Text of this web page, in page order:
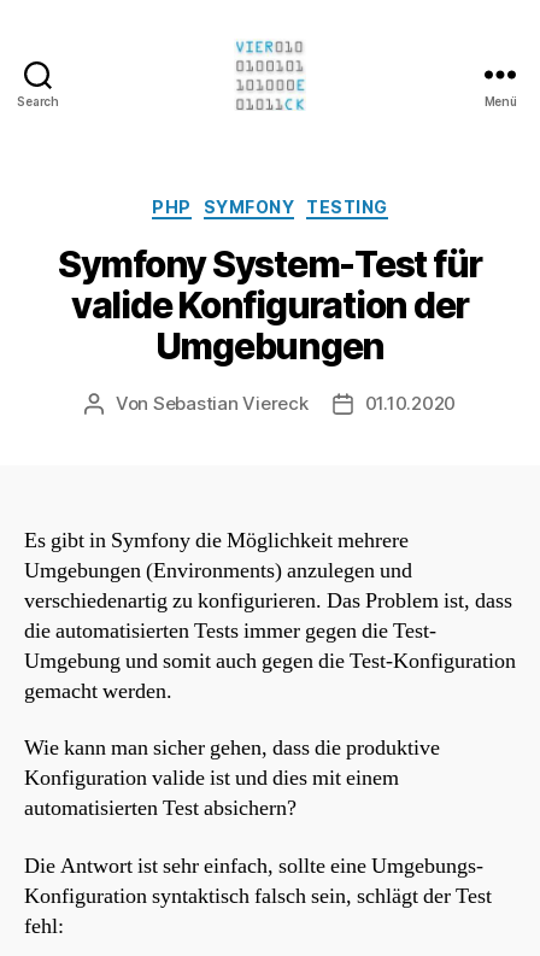
Search Menü
Kategorien
PHP SYMFONY TESTING
Symfony System-Test für
valide Konfiguration der
Umgebungen
Beitragsautor
Von Sebastian Viereck Beitragsdatum
01.10.2020
Es gibt in Symfony die Möglichkeit mehrere
Umgebungen (Environments) anzulegen und
verschiedenartig zu konfigurieren. Das Problem ist, dass
die automatisierten Tests immer gegen die Test-
Umgebung und somit auch gegen die Test-Konfiguration
gemacht werden.
Wie kann man sicher gehen, dass die produktive
Konfiguration valide ist und dies mit einem
automatisierten Test absichern?
Die Antwort ist sehr einfach, sollte eine Umgebungs-
Konfiguration syntaktisch falsch sein, schlägt der Test
fehl: